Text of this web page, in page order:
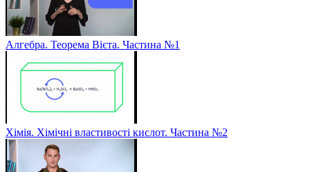
Алгебра. Теорема Вієта. Частина №1
Хімія. Хімічні властивості кислот. Частина №2